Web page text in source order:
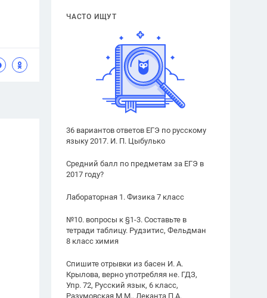
ЧАСТО ИЩУТ
36 вариантов ответов ЕГЭ по русскому
языку 2017. И. П. Цыбулько
Средний балл по предметам за ЕГЭ в
2017 году?
Лабораторная 1. Физика 7 класс
№10. вопросы к §1-3. Составьте в
тетради таблицу. Рудзитис, Фельдман
8 класс химия
Спишите отрывки из басен И. А.
Крылова, верно употребляя не. ГДЗ,
Упр. 72, Русский язык, 6 класс,
Разумовская М.М., Леканта П.А.